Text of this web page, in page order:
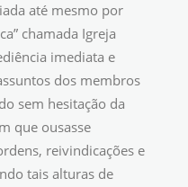
até mesmo por
chamada Igreja
imediata e
dos membros
sem hesitação da
que ousasse
reivindicações e
tais alturas de